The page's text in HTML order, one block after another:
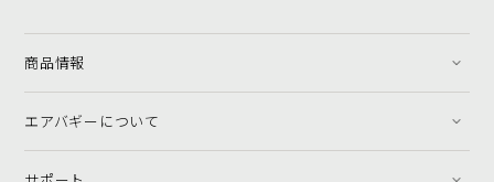
商品情報
エアバギーについて